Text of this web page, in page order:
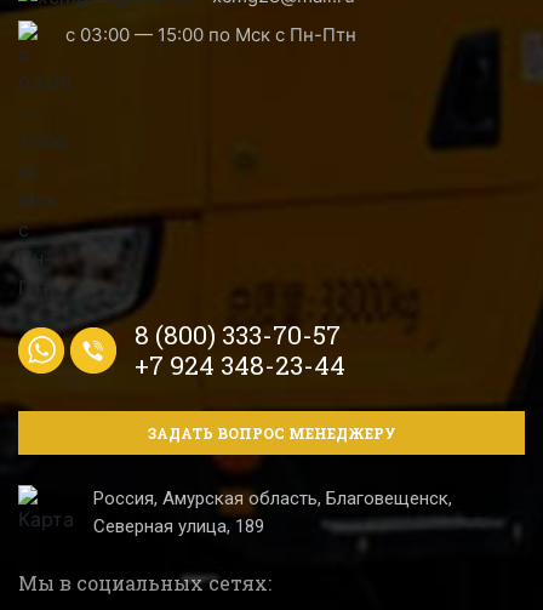
с 03:00 — 15:00 по Мск с Пн-Птн
8 (800) 333-70-57
+7 924 348-23-44
ЗАДАТЬ ВОПРОС МЕНЕДЖЕРУ
Россия, Амурская область, Благовещенск,
Северная улица, 189
Мы в социальных сетях: